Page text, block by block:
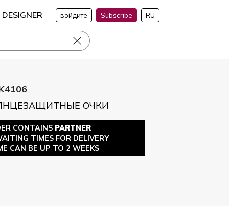
DESIGNER войдите Subscribe RU
ОЧКИ
CONTAINS PARTNER
TIMES FOR DELIVERY
CAN BE UP TO 2 WEEKS